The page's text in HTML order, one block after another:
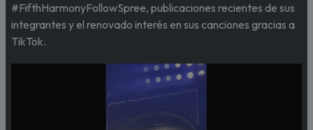
#FifthHarmonyFollowSpree, publicaciones recientes de sus
integrantes y el renovado interés en sus canciones gracias a
TikTok.